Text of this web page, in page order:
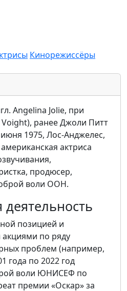
Кинорежиссёры
Angelina Jolie, при
ранее Джоли Питт
1975, Лос-Анджелес,
актриса
продюсер,
воли ООН.
позицией и
по ряду
проблем (например,
года по 2022 год
воли ЮНИСЕФ по
премии «Оскар» за